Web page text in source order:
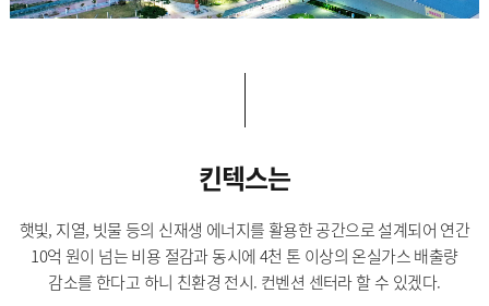
킨텍스는
햇빛, 지열, 빗물 등의 신재생 에너지를 활용한 공간으로 설계되어 연간
10억 원이 넘는 비용 절감과 동시에 4천 톤 이상의 온실가스 배출량
감소를 한다고 하니 친환경 전시. 컨벤션 센터라 할 수 있겠다.